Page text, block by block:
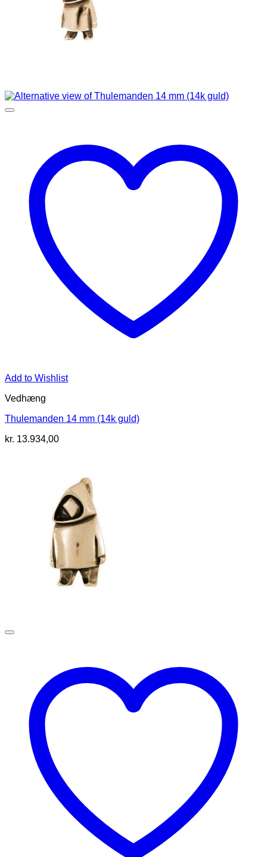
Add to Wishlist
Vedhæng
Thulemanden 14 mm (14k guld)
kr. 13.934,00